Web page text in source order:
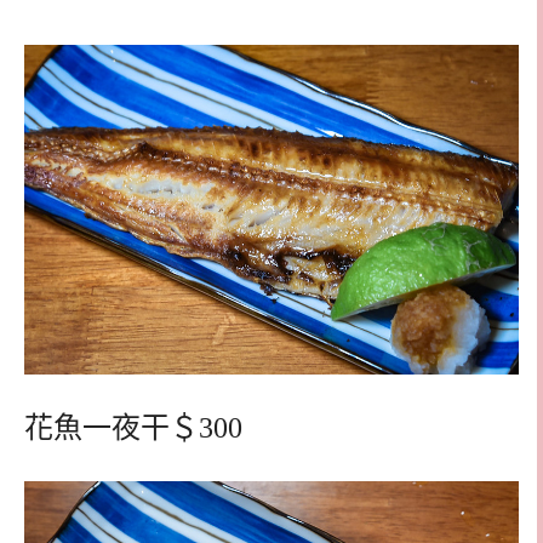
花魚一夜干＄300